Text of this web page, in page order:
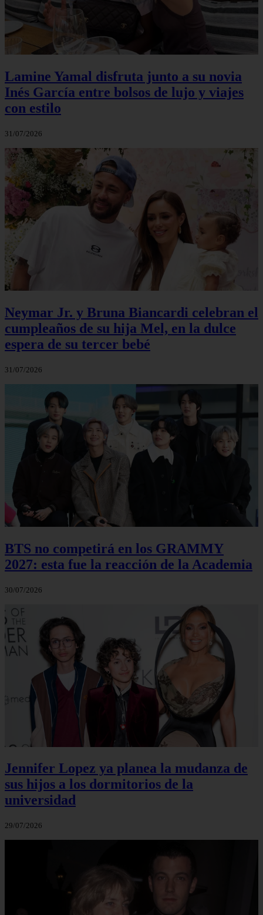
Lamine Yamal disfruta junto a su novia
Inés García entre bolsos de lujo y viajes
con estilo
31/07/2026
Neymar Jr. y Bruna Biancardi celebran el
cumpleaños de su hija Mel, en la dulce
espera de su tercer bebé
31/07/2026
BTS no competirá en los GRAMMY
2027: esta fue la reacción de la Academia
30/07/2026
Jennifer Lopez ya planea la mudanza de
sus hijos a los dormitorios de la
universidad
29/07/2026